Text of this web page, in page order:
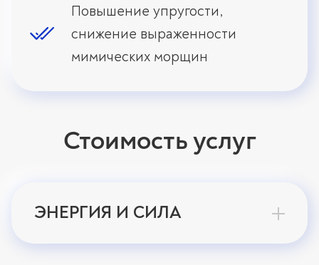
Повышение упругости,
снижение выраженности
мимических морщин
Стоимость услуг
ЭНЕРГИЯ И СИЛА